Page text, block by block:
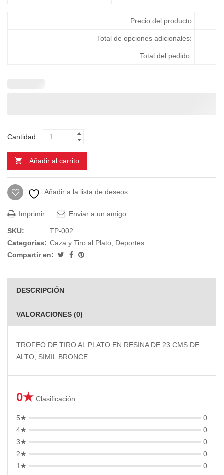
Precio del producto
Total de opciones adicionales:
Total del pedido:
Cantidad:
Añadir al carrito
Añadir a la lista de deseos
Imprimir Enviar a un amigo
SKU:
TP-002
Categorías: Caza y Tiro al Plato, Deportes
Compartir en:
DESCRIPCIÓN
VALORACIONES (0)
TROFEO DE TIRO AL PLATO EN RESINA DE 23 CMS DE
ALTO, SIMIL BRONCE
0★ Clasificación
5★
0
4★
0
3★
0
2★
0
1★
0